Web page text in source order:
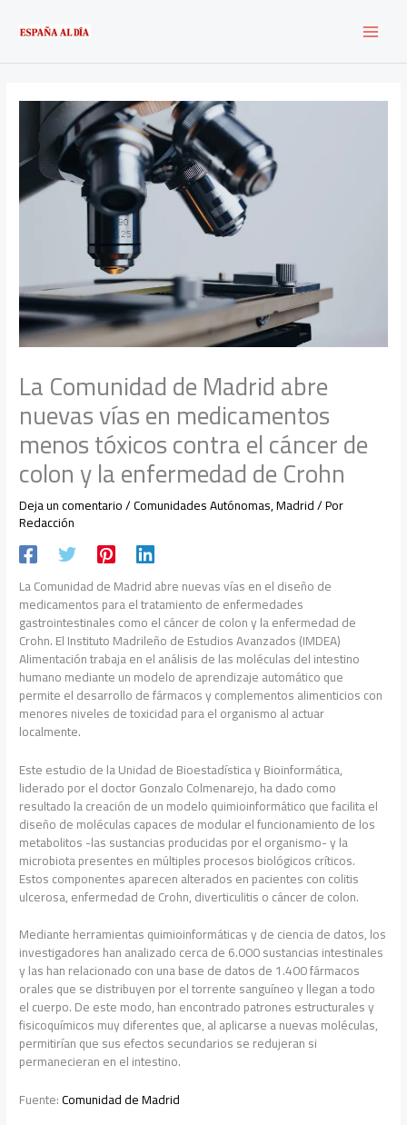
contenido
La Comunidad de Madrid abre
nuevas vías en medicamentos
menos tóxicos contra el cáncer de
colon y la enfermedad de Crohn
Deja un comentario/Comunidades Autónomas,Madrid/ Por
Redacción
La Comunidad de Madrid abre nuevas vías en el diseño de
medicamentos para el tratamiento de enfermedades
gastrointestinales como el cáncer de colon y la enfermedad de
Crohn. El Instituto Madrileño de Estudios Avanzados (IMDEA)
Alimentación trabaja en el análisis de las moléculas del intestino
humano mediante un modelo de aprendizaje automático que
permite el desarrollo de fármacos y complementos alimenticios con
menores niveles de toxicidad para el organismo al actuar
localmente.
Este estudio de la Unidad de Bioestadística y Bioinformática,
liderado por el doctor Gonzalo Colmenarejo, ha dado como
resultado la creación de un modelo quimioinformático que facilita el
diseño de moléculas capaces de modular el funcionamiento de los
metabolitos -las sustancias producidas por el organismo- y la
microbiota presentes en múltiples procesos biológicos críticos.
Estos componentes aparecen alterados en pacientes con colitis
ulcerosa, enfermedad de Crohn, diverticulitis o cáncer de colon.
Mediante herramientas quimioinformáticas y de ciencia de datos, los
investigadores han analizado cerca de 6.000 sustancias intestinales
y las han relacionado con una base de datos de 1.400 fármacos
orales que se distribuyen por el torrente sanguíneo y llegan a todo
el cuerpo. De este modo, han encontrado patrones estructurales y
fisicoquímicos muy diferentes que, al aplicarse a nuevas moléculas,
permitirían que sus efectos secundarios se redujeran si
permanecieran en el intestino.
Fuente:Comunidad de Madrid